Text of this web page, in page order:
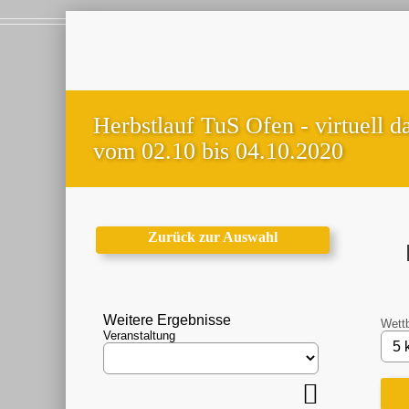
Herbstlauf TuS Ofen - virtuell
vom 02.10 bis 04.10.2020
Zurück zur Auswahl
Weitere Ergebnisse
Veranstaltung